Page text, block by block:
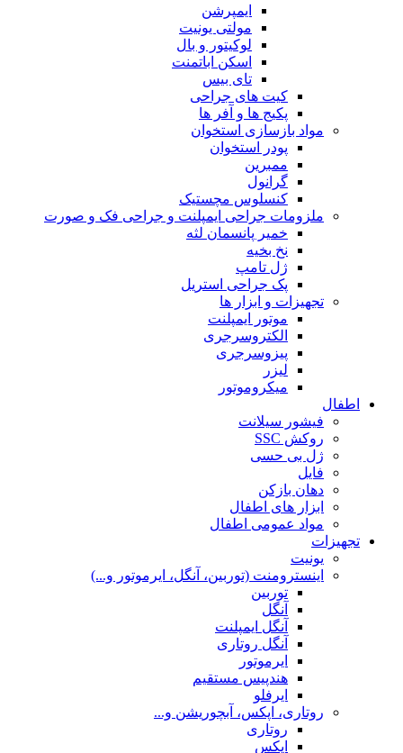
ایمپرشن
مولتی یونیت
لوکیتور و بال
اسکن اباتمنت
تای بیس
کیت های جراحی
پکیج ها و آفر ها
مواد بازسازی استخوان
پودر استخوان
ممبرین
گرانول
کنسلوس مچستیک
ملزومات جراحی ایمپلنت و جراحی فک و صورت
خمیر پانسمان لثه
نخ بخیه
ژل تامپ
پک جراحی استریل
تجهیزات و ابزار ها
موتور ایمپلنت
الکتروسرجری
پیزوسرجری
لیزر
میکروموتور
اطفال
فیشور سیلانت
روکش SSC
ژل بی حسی
فایل
دهان بازکن
ابزار های اطفال
مواد عمومی اطفال
تجهیزات
یونیت
اینسترومنت (توربین، آنگل، ایرموتور و...)
توربین
آنگل
آنگل ایمپلنت
آنگل روتاری
ایرموتور
هندپیس مستقیم
ایرفلو
روتاری، اپکس، آبچوریشن و...
روتاری
اپکس